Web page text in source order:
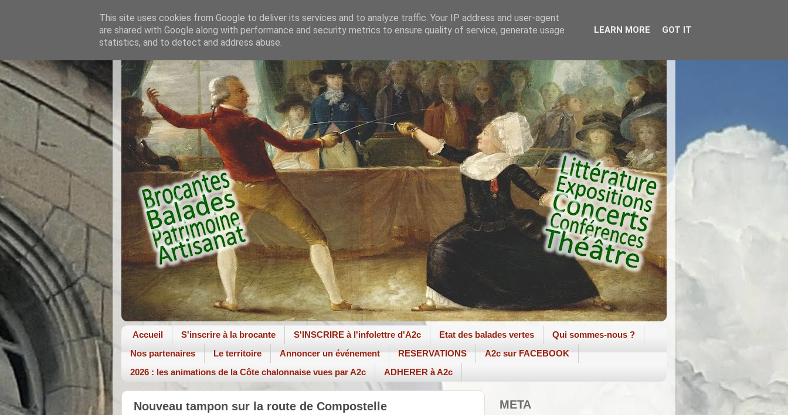
Accueil S'inscrire à la brocante S'INSCRIRE à l'infolettre d'A2c Etat des balades vertes
Qui sommes-nous ?
Nos partenaires
Le territoire Annoncer un événement RESERVATIONS
A2c sur FACEBOOK
2026 : les animations de la Côte chalonnaise vues par A2c
ADHERER à A2c
Nouveau tampon sur la route de Compostelle META
This site uses cookies from Google to deliver its services and to analyze traffic. Your IP address and user-agent
are shared with Google along with performance and security metrics to ensure quality of service, generate usage
statistics, and to detect and address abuse.
LEARN MORE GOT IT